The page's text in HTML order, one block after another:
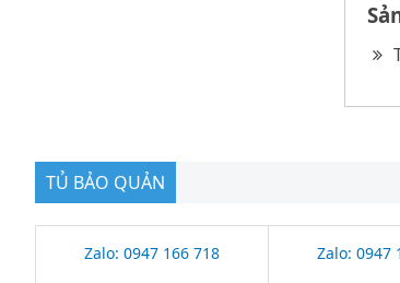
TỦ BẢO QUẢN
Zalo: 0947 166 718 Zalo: 0947